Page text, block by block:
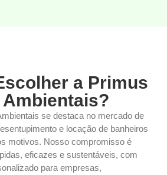
a Primus
se destaca no mercado de
e locação de banheiros
motivos. Nosso compromisso é
eficazes e sustentáveis, com
para empresas,